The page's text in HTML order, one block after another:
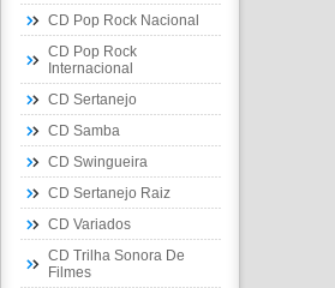
CD Pop Rock Nacional
CD Pop Rock
Internacional
CD Sertanejo
CD Samba
CD Swingueira
CD Sertanejo Raiz
CD Variados
CD Trilha Sonora De
Filmes